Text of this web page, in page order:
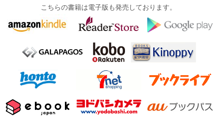
こちらの書籍は電子版も発売しております。